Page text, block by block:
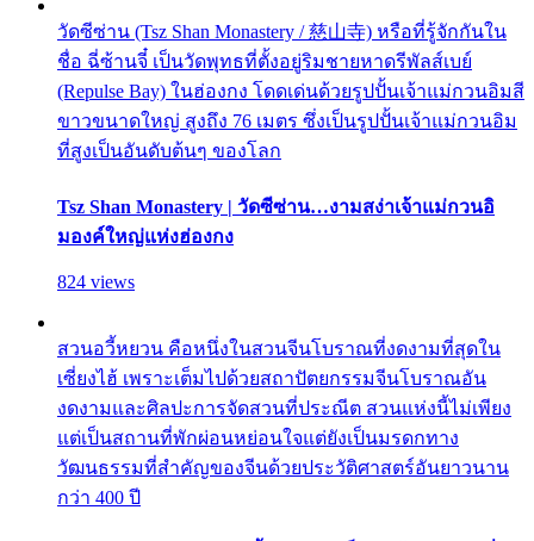
วัดซีซ่าน (Tsz Shan Monastery / 慈山寺) หรือที่รู้จักกันใน
ชื่อ ฉี่ซ้านจี๋ เป็นวัดพุทธที่ตั้งอยู่ริมชายหาดรีพัลส์เบย์
(Repulse Bay) ในฮ่องกง โดดเด่นด้วยรูปปั้นเจ้าแม่กวนอิมสี
ขาวขนาดใหญ่ สูงถึง 76 เมตร ซึ่งเป็นรูปปั้นเจ้าแม่กวนอิม
ที่สูงเป็นอันดับต้นๆ ของโลก
Tsz Shan Monastery | วัดซีซ่าน…งามสง่าเจ้าแม่กวนอิ
มองค์ใหญ่แห่งฮ่องกง
824 views
สวนอวี้หยวน คือหนึ่งในสวนจีนโบราณที่งดงามที่สุดใน
เซี่ยงไฮ้ เพราะเต็มไปด้วยสถาปัตยกรรมจีนโบราณอัน
งดงามและศิลปะการจัดสวนที่ประณีต สวนแห่งนี้ไม่เพียง
แต่เป็นสถานที่พักผ่อนหย่อนใจแต่ยังเป็นมรดกทาง
วัฒนธรรมที่สำคัญของจีนด้วยประวัติศาสตร์อันยาวนาน
กว่า 400 ปี